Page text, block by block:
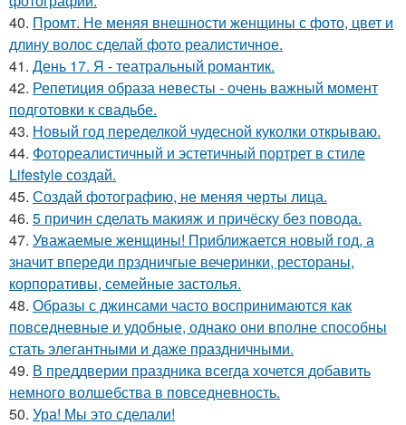
40. Промт. Не меняя внешности женщины с фото, цвет и
длину волос сделай фото реалистичное.
41. День 17. Я - театральный романтик.
42. Репетиция образа невесты - очень важный момент
подготовки к свадьбе.
43. Новый год переделкой чудесной куколки открываю.
44. Фотореалистичный и эстетичный портрет в стиле
Lifestyle создай.
45. Создай фотографию, не меняя черты лица.
46. 5 причин сделать макияж и причёску без повода.
47. Уважаемые женщины! Приближается новый год, а
значит впереди прздничгые вечеринки, рестораны,
корпоративы, семейные застолья.
48. Образы с джинсами часто воспринимаются как
повседневные и удобные, однако они вполне способны
стать элегантными и даже праздничными.
49. В преддверии праздника всегда хочется добавить
немного волшебства в повседневность.
50. Ура! Мы это сделали!